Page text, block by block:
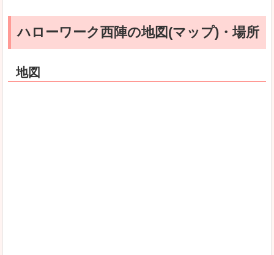
ハローワーク西陣の地図(マップ)・場所
地図